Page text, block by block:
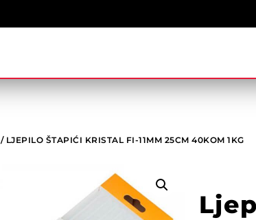
/ LJEPILO ŠTAPIĆI KRISTAL FI-11MM 25CM 40KOM 1KG